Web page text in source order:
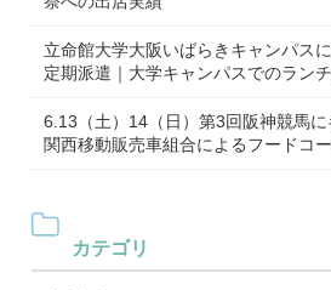
立命館大学大阪いばらきキャンパス
定期派遣｜大学キャンパスでのラン
6.13（土）14（日）第3回阪神競馬に
関西移動販売車組合によるフードコ
カテゴリ